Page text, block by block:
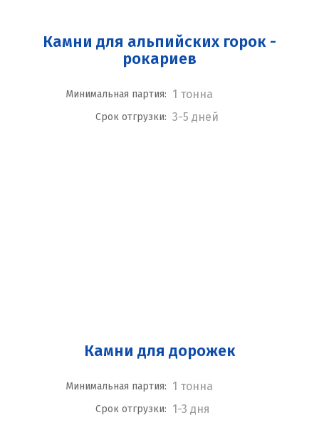
Камни для альпийских горок -
рокариев
Минимальная партия: 1 тонна
Срок отгрузки: 3-5 дней
Камни для дорожек
Минимальная партия: 1 тонна
Срок отгрузки: 1-3 дня